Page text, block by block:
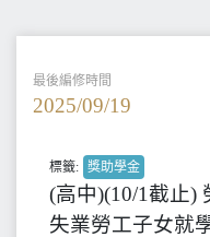
最後編修時間
2025/09/19
標籤: 獎助學金
(高中)(10/1截止)
失業勞工子女就